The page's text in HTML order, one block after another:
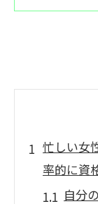
忙しい女
率的に資
自分